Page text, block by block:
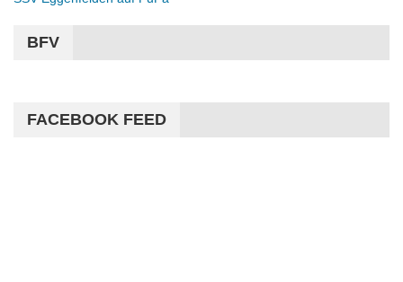
BFV
FACEBOOK FEED